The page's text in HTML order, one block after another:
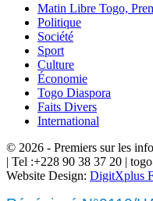
Matin Libre Togo,
Politique
Société
Sport
Culture
Économie
Togo Diaspora
Faits Divers
International
© 2026 - Premiers sur les
| Tel :+228 90 38 37 20 |
Website Design: DigitXplus